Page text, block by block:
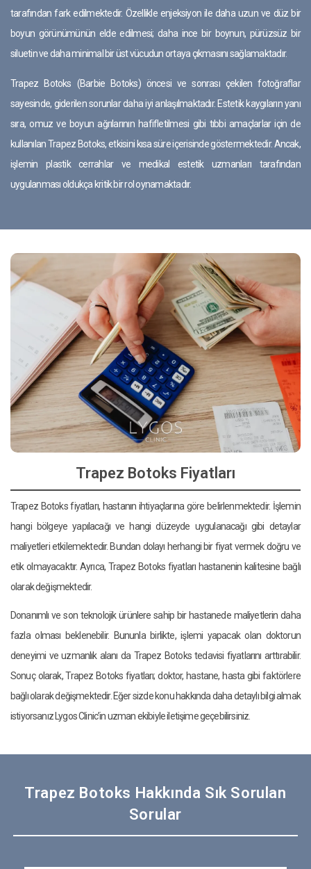
tarafından fark edilmektedir. Özellikle enjeksiyon ile daha uzun ve düz bir
boyun görünümünün elde edilmesi; daha ince bir boynun, pürüzsüz bir
siluetin ve daha minimal bir üst vücudun ortaya çıkmasını sağlamaktadır.
Trapez Botoks (Barbie Botoks) öncesi ve sonrası çekilen fotoğraflar
sayesinde, giderilen sorunlar daha iyi anlaşılmaktadır. Estetik kaygıların yanı
sıra, omuz ve boyun ağrılarının hafifletilmesi gibi tıbbi amaçlarlar için de
kullanılan Trapez Botoks, etkisini kısa süre içerisinde göstermektedir. Ancak,
işlemin plastik cerrahlar ve medikal estetik uzmanları tarafından
uygulanması oldukça kritik bir rol oynamaktadır.
Trapez Botoks Fiyatları
Trapez Botoks fiyatları, hastanın ihtiyaçlarına göre belirlenmektedir. İşlemin
hangi bölgeye yapılacağı ve hangi düzeyde uygulanacağı gibi detaylar
maliyetleri etkilemektedir. Bundan dolayı herhangi bir fiyat vermek doğru ve
etik olmayacaktır. Ayrıca, Trapez Botoks fiyatları hastanenin kalitesine bağlı
olarak değişmektedir.
Donanımlı ve son teknolojik ürünlere sahip bir hastanede maliyetlerin daha
fazla olması beklenebilir. Bununla birlikte, işlemi yapacak olan doktorun
deneyimi ve uzmanlık alanı da Trapez Botoks tedavisi fiyatlarını arttırabilir.
Sonuç olarak, Trapez Botoks fiyatları; doktor, hastane, hasta gibi faktörlere
bağlı olarak değişmektedir. Eğer sizde konu hakkında daha detaylı bilgi almak
istiyorsanız Lygos Clinic’in uzman ekibiyle iletişime geçebilirsiniz.
Trapez Botoks Hakkında Sık Sorulan
Sorular